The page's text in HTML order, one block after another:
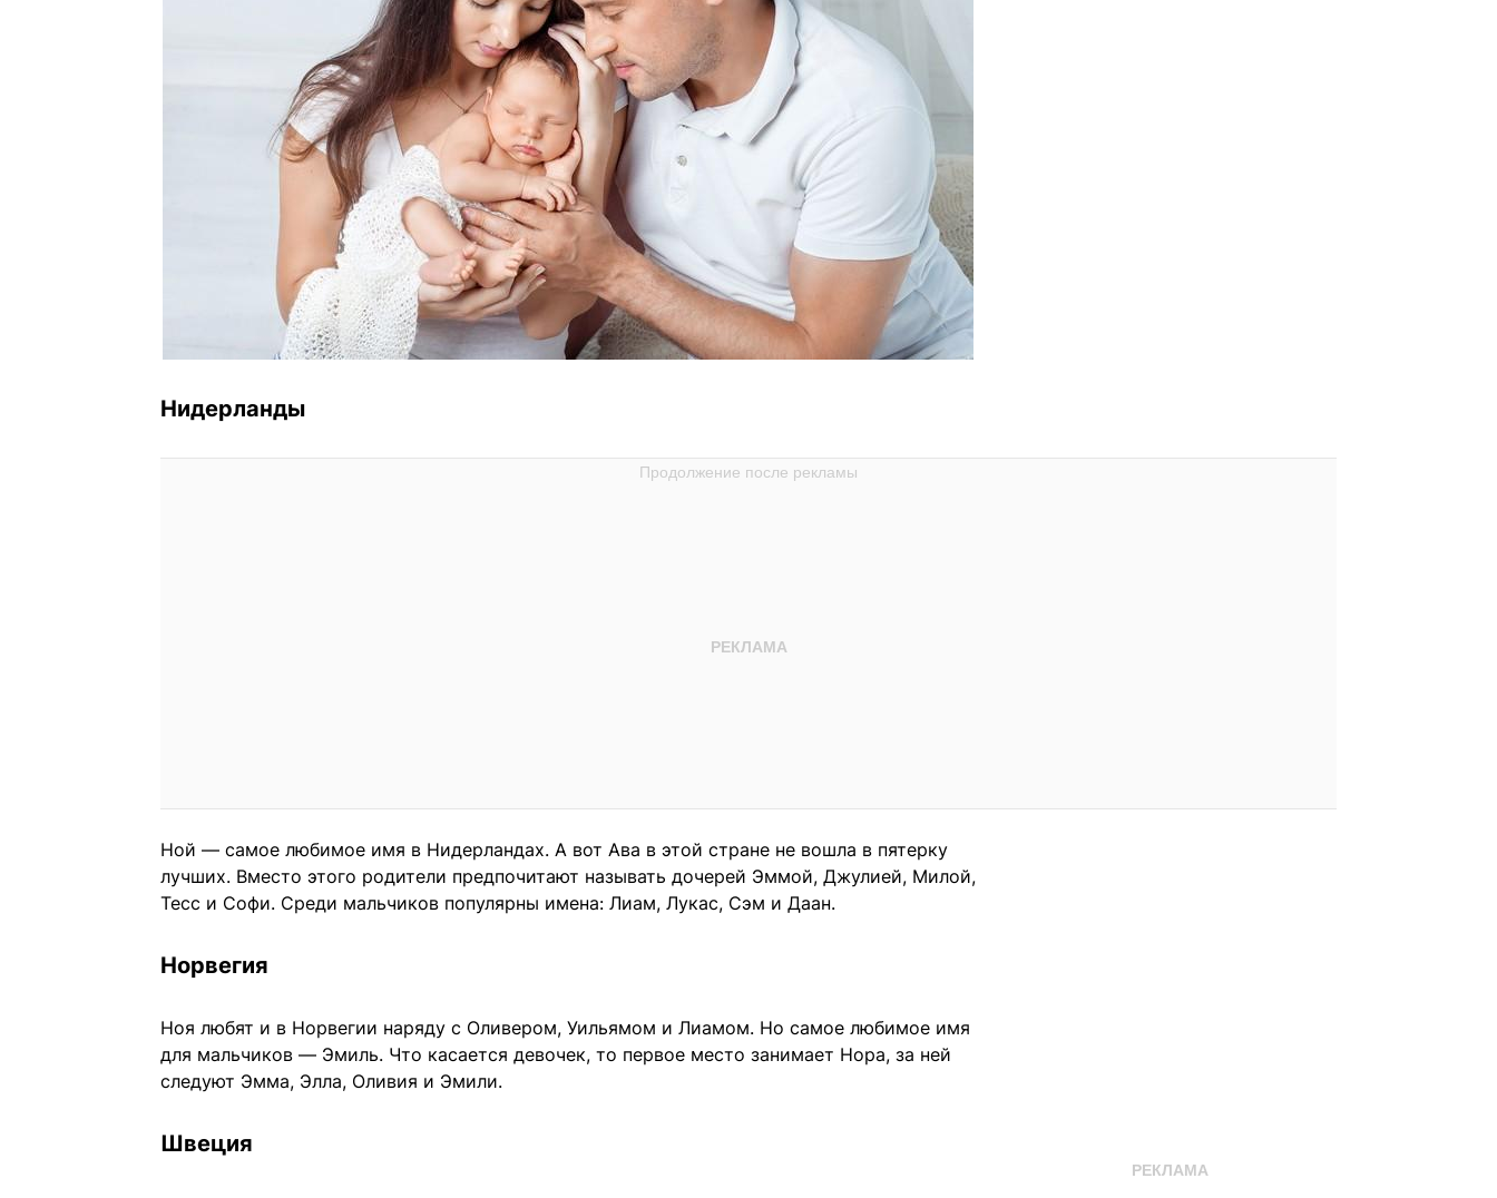
Нидерланды
Ной — самое любимое имя в Нидерландах. А вот Ава в этой стране не вошла в пятерку
лучших. Вместо этого родители предпочитают называть дочерей Эммой, Джулией, Милой,
Тесс и Софи. Среди мальчиков популярны имена: Лиам, Лукас, Сэм и Даан.
Норвегия
Ноя любят и в Норвегии наряду с Оливером, Уильямом и Лиамом. Но самое любимое имя
для мальчиков — Эмиль. Что касается девочек, то первое место занимает Нора, за ней
следуют Эмма, Элла, Оливия и Эмили.
Швеция